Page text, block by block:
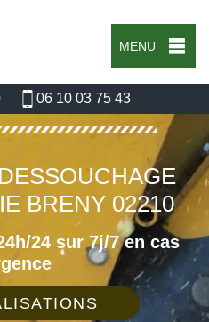
MENU
06 10 03 75 43
BRENY 02210
24 sur 7j/7 en cas